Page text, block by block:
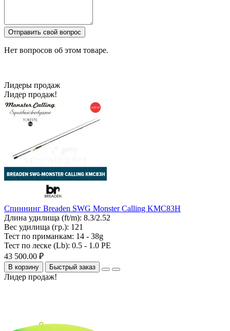
Отправить свой вопрос
Нет вопросов об этом товаре.
Лидеры продаж
Лидер продаж!
Спиннинг Breaden SWG Monster Calling KMC83H
Длина удилища (ft/m): 8.3/2.52
Вес удилища (гр.): 121
Тест по приманкам: 14 - 38g
Тест по леске (Lb): 0.5 - 1.0 PE
43 500.00 ₽
В корзину Быстрый заказ
Лидер продаж!